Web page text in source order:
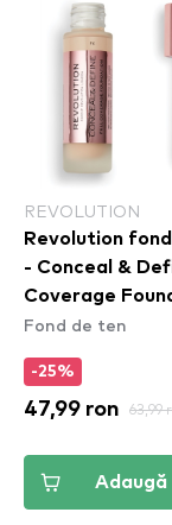
REVOLUTION
Revolution
- Conceal &
Coverage
F6
Fond de ten
-25%
47,99 ron 63,99
Adaugă